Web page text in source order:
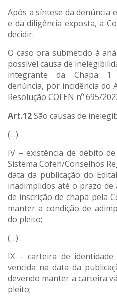
Após a síntese da denúncia
e da diligência exposta, a
decidir.
O caso ora submetido à
possível causa de
integrante da Chapa
denúncia, por incidência do
Resolução COFEN nº 695/
Art.12São causas de
(…)
IV – existência de débito
Sistema Cofen/Conselhos
data da publicação do
inadimplidos até o prazo
de inscrição de chapa pela
manter a condição de
do pleito;
(…)
IX – carteira de
vencida na data da
devendo manter a carteira
pleito;